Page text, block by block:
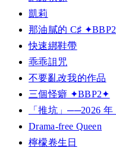
凱莉
那油膩的 C♯
快速綁鞋帶
乖乖詛咒
不要亂改我的作品
三個怪癖 ✦BBP2✦
「推坑」──2026
Drama-free Queen
檸檬卷生日